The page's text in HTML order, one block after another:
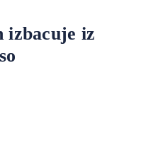
izbacuje iz